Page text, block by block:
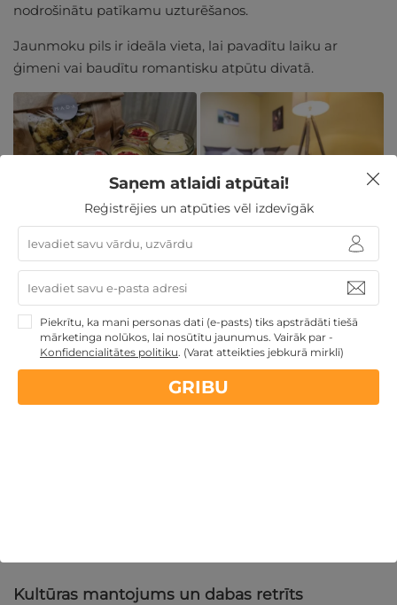
nodrošinātu patīkamu uzturēšanos.
Jaunmoku pils ir ideāla vieta, lai pavadītu laiku ar
ģimeni vai baudītu romantisku atpūtu divatā.
Romantiska atpūta Latvijā
Jaunmoku pils ir ideāla izvēle romantiskai atpūtai
Latvijā. Šeit varat baudītdivvientulību gleznainā apvidū
kas ir mierīgs un kluss.
Pils apkārtnē ir daudz pastaigu taku, kā arī romantiskas
pikniku vietas pils dārzos. Viesnīca piedāvā arī dažādus
Kultūras mantojums un dabas retrīts
Saņem atlaidi atpūtai!
Reģistrējies un atpūties vēl izdevīgāk
Piekrītu, ka mani personas dati (e-pasts) tiks apstrādāti tiešā
mārketinga nolūkos, lai nosūtītu jaunumus. Vairāk par -
Konfidencialitātes politiku. (Varat atteikties jebkurā mirklī)
GRIBU